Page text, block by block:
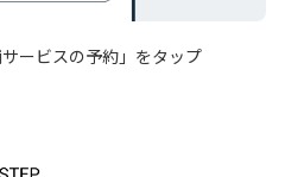
ービスの予約」をタップ